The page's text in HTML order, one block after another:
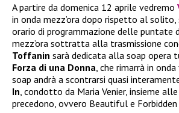
A partire da domenica 12 aprile vedremo
in onda mezz’ora dopo rispetto al
orario di programmazione delle puntate
mezz’ora sottratta alla trasmissione
Toffanin sarà dedicata alla soap opera
Forza di una Donna , che rimarrà in
soap andrà a scontrarsi quasi
In , condotto da Maria Venier, insieme
precedono, ovvero Beautiful e Forbidden